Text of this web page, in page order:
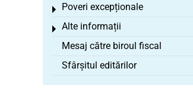
Poveri excepționale
Toggle menu
Alte informații
Toggle menu
Mesaj către biroul fiscal
Sfârșitul editărilor